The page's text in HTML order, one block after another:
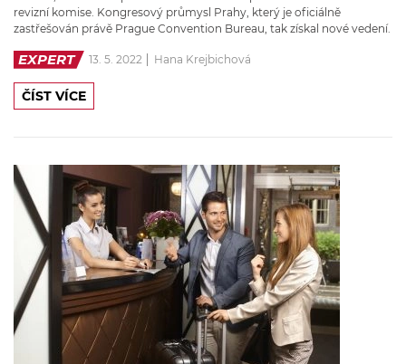
revizní komise. Kongresový průmysl Prahy, který je oficiálně
zastřešován právě Prague Convention Bureau, tak získal nové vedení.
EXPERT 13. 5. 2022 Hana Krejbichová
ČÍST VÍCE